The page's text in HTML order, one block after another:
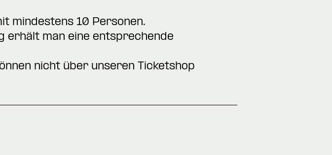
mindestens 10 Personen.
erhält man eine entsprechende
nicht über unseren Ticketshop